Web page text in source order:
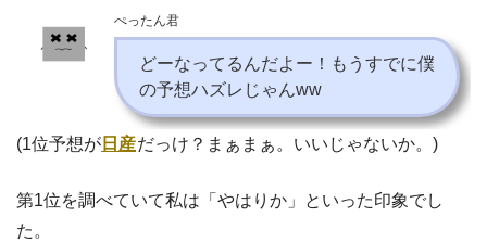
ぺったん君
どーなってるんだよー！もうすでに僕
の予想ハズレじゃんww
(1位予想が 日産だっけ？まぁまぁ。いいじゃないか。)
第1位を調べていて私は「やはりか」といった印象でし
た。